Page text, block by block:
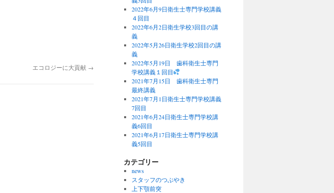
エコロジーに大貢献 →
2022年6月9日衛生士専門学校講義
４回目
2022年6月2日衛生学校3回目の講
義
2022年5月26日衛生学校2回目の講
義
2022年5月19日 歯科衛生士専門
学校講義１回目
2021年7月15日 歯科衛生士専門
最終講義
2021年7月1日衛生士専門学校講義
7回目
2021年6月24日衛生士専門学校講
義6回目
2021年6月17日衛生士専門学校講
義5回目
カテゴリー
news
スタッフのつぶやき
上下顎前突